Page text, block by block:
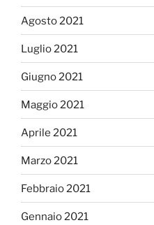
Agosto 2021
Luglio 2021
Giugno 2021
Maggio 2021
Aprile 2021
Marzo 2021
Febbraio 2021
Gennaio 2021